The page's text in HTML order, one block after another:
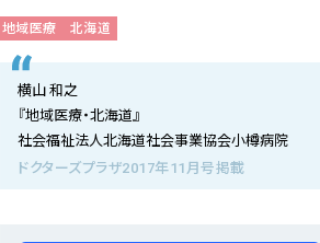
地域医療 北海道
横山 和之
『地域医療・北海道』
社会福祉法人北海道社会事業協会小樽病院
ドクターズプラザ2017年11月号掲載